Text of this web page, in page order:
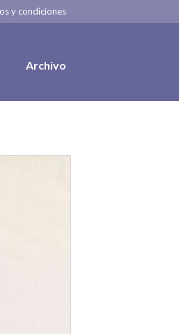
y condiciones
Archivo